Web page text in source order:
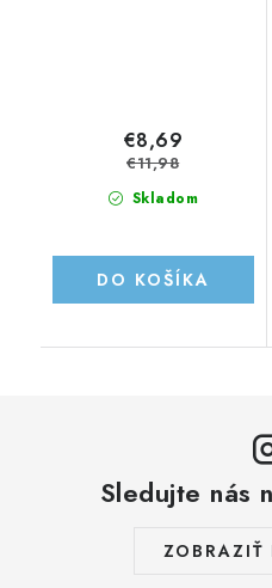
Skladom
€8,69
€11,98
DO KOŠÍKA
Sledujte nás
ZOBRAZIŤ